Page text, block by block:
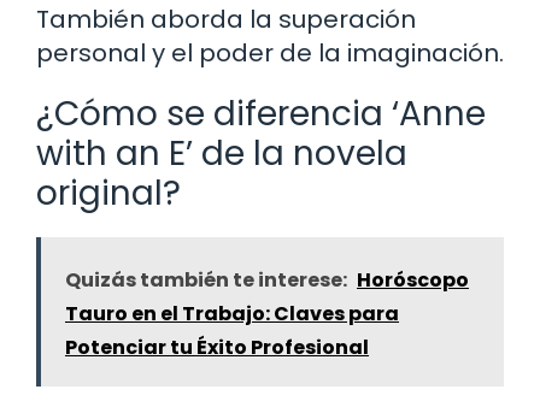
También aborda la superación
personal y el poder de la imaginación.
¿Cómo se diferencia ‘Anne
with an E’ de la novela
original?
Quizás también te interese: Horóscopo
Tauro en el Trabajo: Claves para
Potenciar tu Éxito Profesional